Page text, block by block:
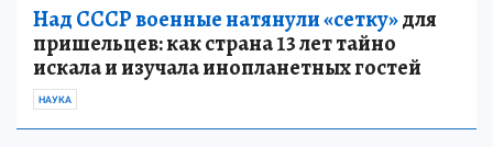
Над СССР военные натянули «сетку»для
пришельцев: как страна 13 лет тайно
искала и изучала инопланетных гостей
НАУКА